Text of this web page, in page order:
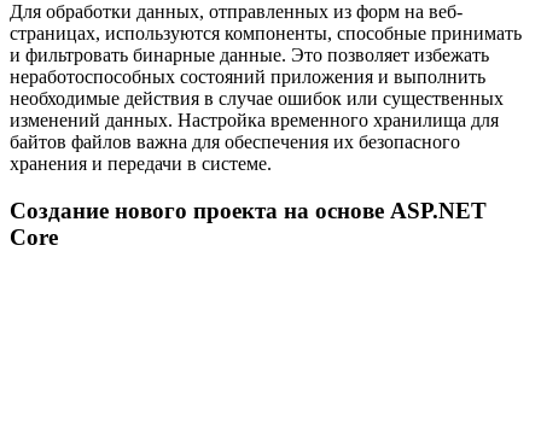
Для обработки данных, отправленных из форм на веб-
страницах, используются компоненты, способные принимать
и фильтровать бинарные данные. Это позволяет избежать
неработоспособных состояний приложения и выполнить
необходимые действия в случае ошибок или существенных
изменений данных. Настройка временного хранилища для
байтов файлов важна для обеспечения их безопасного
хранения и передачи в системе.
Создание нового проекта на основе ASP.NET
Core